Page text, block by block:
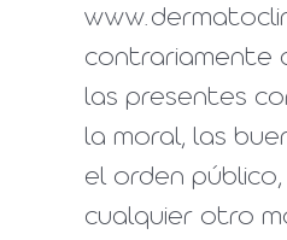
contrariamente
las presentes
la moral, las
el orden
cualquier otro